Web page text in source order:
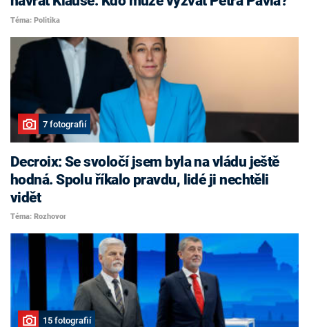
Téma: Politika
7 fotografií
Decroix: Se svoločí jsem byla na vládu ještě
hodná. Spolu říkalo pravdu, lidé ji nechtěli
vidět
Téma: Rozhovor
15 fotografií